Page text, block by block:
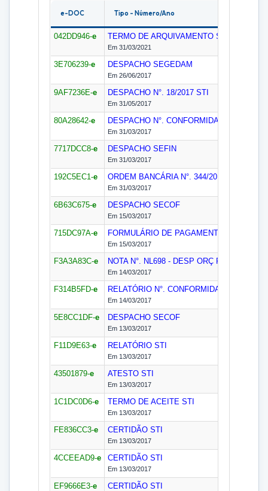
e-DOC Tipo - Número/Ano
042DD946-e TERMO DE ARQUIVAMENTO STI/SSUF
Em 31/03/2021
3E706239-e DESPACHO SEGEDAM
Em 26/06/2017
9AF7236E-e DESPACHO N°. 18/2017 STI
Em 31/05/2017
80A28642-e DESPACHO N°. CONFORMIDADE
Em 31/03/2017
7717DCC8-e DESPACHO SEFIN
Em 31/03/2017
192C5EC1-e ORDEM BANCÁRIA N°. 344/2017
Em 31/03/2017
6B63C675-e DESPACHO SECOF
Em 15/03/2017
715DC97A-e FORMULÁRIO DE PAGAMENTO N°. 344/
Em 15/03/2017
F3A3A83C-e NOTA N°. NL698 - DESP ORÇ RP/2017
Em 14/03/2017
F314B5FD-e RELATÓRIO N°. CONFORMIDADE
Em 14/03/2017
5E8CC1DF-e DESPACHO SECOF
Em 13/03/2017
F11D9E63-e RELATÓRIO STI
Em 13/03/2017
43501879-e ATESTO STI
Em 13/03/2017
1C1DC0D6-e TERMO DE ACEITE STI
Em 13/03/2017
FE836CC3-e CERTIDÃO STI
Em 13/03/2017
4CCEEAD9-e CERTIDÃO STI
Em 13/03/2017
EF9666E3-e CERTIDÃO STI